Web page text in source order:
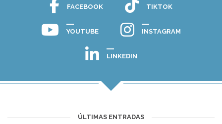
FACEBOOK TIKTOK
YOUTUBE INSTAGRAM
LINKEDIN
ÚLTIMAS ENTRADAS